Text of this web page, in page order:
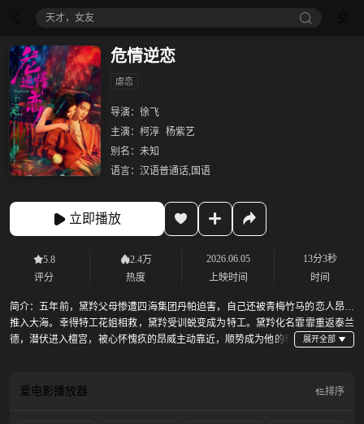
天才，女友
危情逆恋
虐恋
导演： 徐飞
主演： 柯淳 杨紫艺
别名： 未知
语言： 汉语普通话,国语
立即播放
5.8
评分
2.4万
热度
2026.06.05
上映时间
13分3秒
时间
简介：五年前，黛羚父母惨遭四海集团丹帕迫害，自己还被青梅竹马的恋人昂威
推入大海。幸得特工花姐相救，黛羚受训蜕变成为特工。黛羚化名霏霏重返泰兰
德，潜伏进入檀宫，被心怀愧疚的昂威主动靠近，顺势成为他的私
爱电影播放器 排序